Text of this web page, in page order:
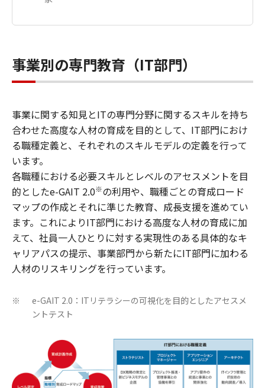
事業別の専門教育（IT部門）
事業に関する知見とITの専門分野に関するスキルを持ち
合わせた高度な人材の育成を目的として、IT部門におけ
る職種定義と、それぞれのスキルモデルの定義を行って
います。
各職種における必要スキルとレベルのアセスメントを目
的としたe-GAIT 2.0※の利用や、職種ごとの育成ロード
マップの作成とそれに準じた教育、成長支援を進めてい
ます。これによりIT部門における高度な人材の育成に加
えて、社員一人ひとりに対する実現性のある具体的なキ
ャリアパスの提示、事業部門から新たにIT部門に加わる
人材のリスキリングを行っています。
※
e-GAIT 2.0：ITリテラシーの可視化を目的としたアセスメ
ントテスト